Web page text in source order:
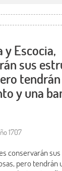
Escocia,
sus
y una
1707
conservarán
pero tendrán